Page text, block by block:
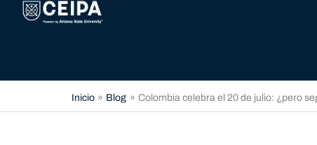
contenido
Inicio Blog Colombia celebra el 20 de julio: ¿pero